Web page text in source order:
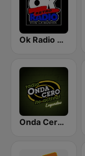
Ok Radio Retro
Onda Cero - Leyendas